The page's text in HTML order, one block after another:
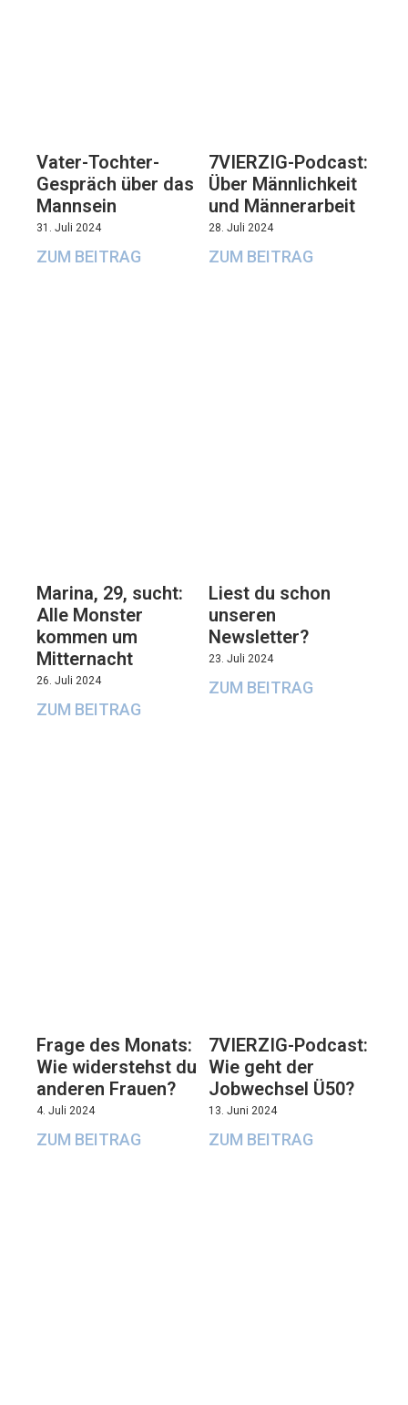
Vater-Tochter-
Gespräch über das
Mannsein
31. Juli 2024
ZUM BEITRAG
7VIERZIG-Podcast:
Über Männlichkeit
und Männerarbeit
28. Juli 2024
ZUM BEITRAG
Marina, 29, sucht:
Alle Monster
kommen um
Mitternacht
26. Juli 2024
ZUM BEITRAG
Liest du schon
unseren
Newsletter?
23. Juli 2024
ZUM BEITRAG
Frage des Monats:
Wie widerstehst du
anderen Frauen?
4. Juli 2024
ZUM BEITRAG
7VIERZIG-Podcast:
Wie geht der
Jobwechsel Ü50?
13. Juni 2024
ZUM BEITRAG